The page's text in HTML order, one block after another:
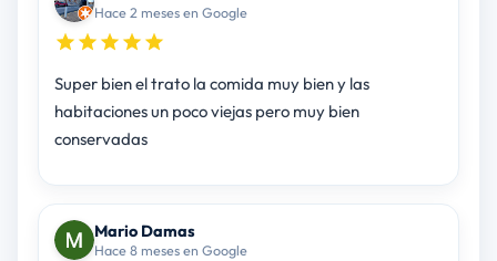
Hace 2 meses en Google
Super bien el trato la comida muy bien y las
habitaciones un poco viejas pero muy bien
conservadas
Mario Damas
Hace 8 meses en Google